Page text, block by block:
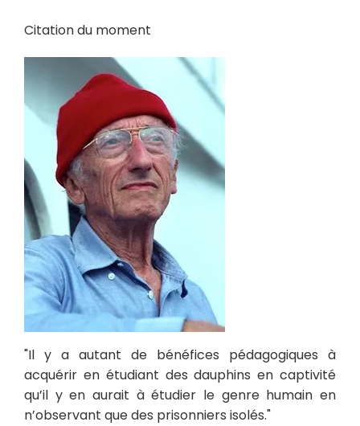
Citation du moment
"Il y a autant de bénéfices pédagogiques à
acquérir en étudiant des dauphins en captivité
qu’il y en aurait à étudier le genre humain en
n’observant que des prisonniers isolés."